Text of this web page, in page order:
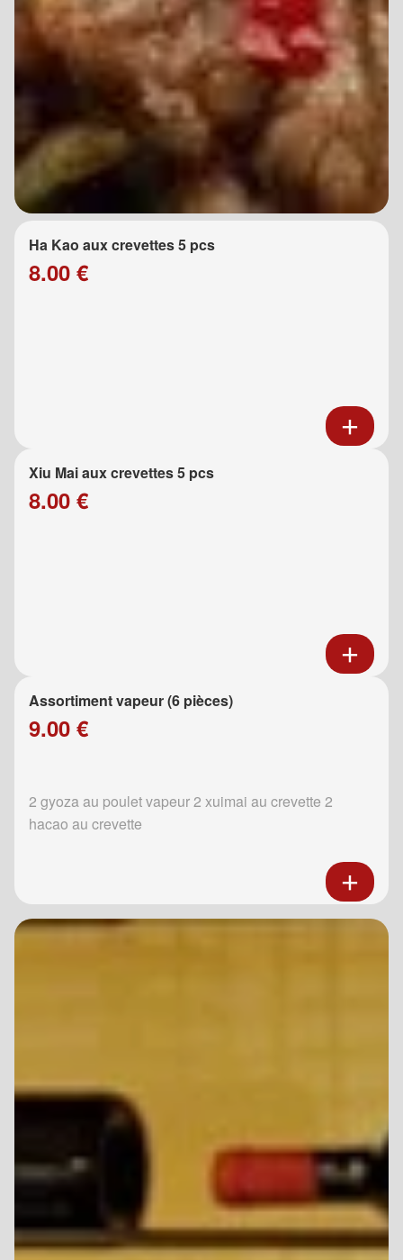
Ha Kao aux crevettes 5 pcs
8.00 €
Xiu Mai aux crevettes 5 pcs
8.00 €
Assortiment vapeur (6 pièces)
9.00 €
2 gyoza au poulet vapeur 2 xuimai au crevette 2
hacao au crevette